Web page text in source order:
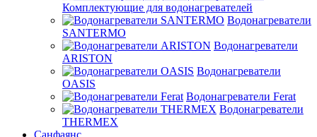
Комплектующие для водонагревателей
Водонагреватели
SANTERMO
Водонагреватели
ARISTON
Водонагреватели
OASIS
Водонагреватели Ferat
Водонагреватели
THERMEX
Санфаянс